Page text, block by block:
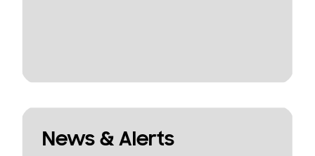
News & Alerts